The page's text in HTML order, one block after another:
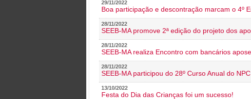
29/11/2022
Boa participação e descontração marcam o 4º
28/11/2022
SEEB-MA promove 2ª edição do projeto dos
28/11/2022
SEEB-MA realiza Encontro com bancários
28/11/2022
SEEB-MA participou do 28º Curso Anual do
13/10/2022
Festa do Dia das Crianças foi um sucesso!